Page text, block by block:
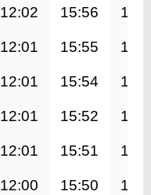
12:02 15:56
12:01 15:55
12:01 15:54
12:01 15:52
12:01 15:51
12:00 15:50